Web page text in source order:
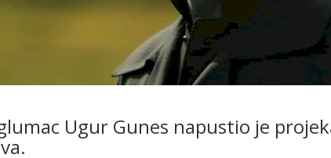
Ugur Gunes napustio je